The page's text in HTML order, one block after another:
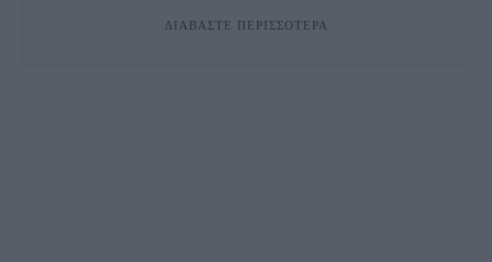
ΔΙΑΒΆΣΤΕ ΠΕΡΙΣΣΌΤΕΡΑ